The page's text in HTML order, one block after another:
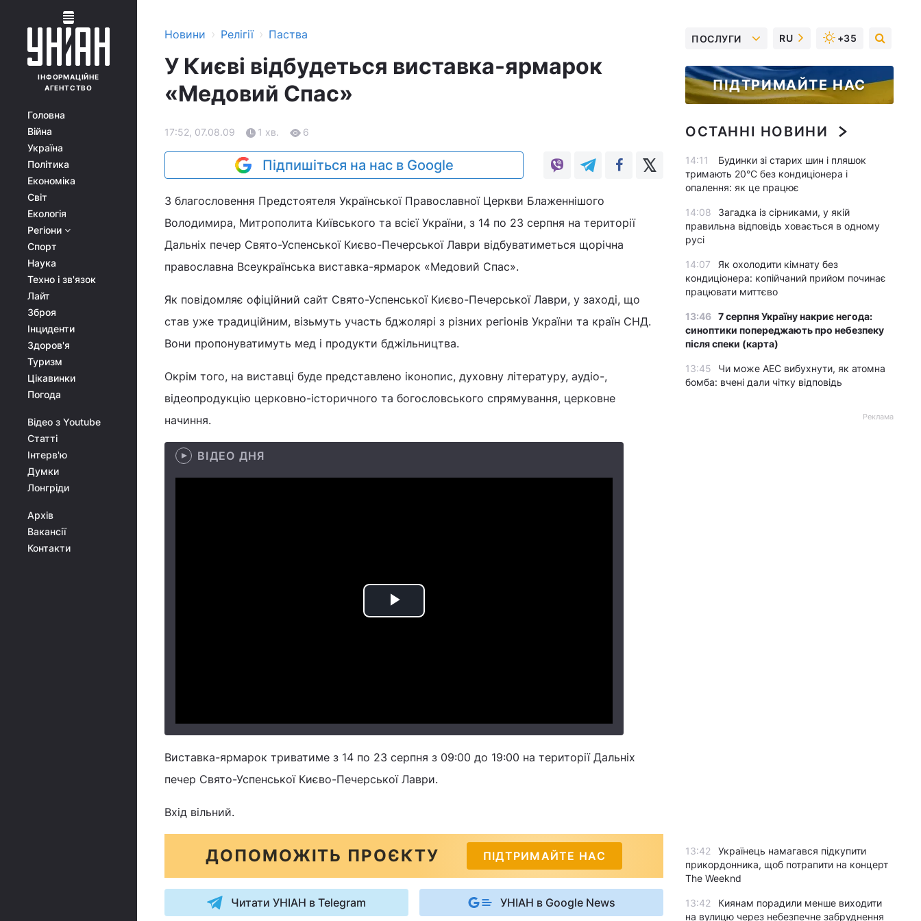
ІНФОРМАЦІЙНЕ
АГЕНТСТВО
Головна
Війна
Україна
Політика
Економіка
Світ
Екологія
Регіони
Спорт
Наука
Техно і зв'язок
Лайт
Зброя
Інциденти
Здоров'я
Туризм
Цікавинки
Погода
Відео з Youtube
Статті
Інтерв'ю
Думки
Лонгріди
Архів
Вакансії
Контакти
Новини › Релігії › Паства
У Києві відбудеться виставка-ярмарок
«Медовий Спас»
17:52, 07.08.09 1 хв. 6
Підпишіться на нас в Google
З благословення Предстоятеля Української Православної Церкви Блаженнішого
Володимира, Митрополита Київського та всієї України, з 14 по 23 серпня на території
Дальніх печер Свято-Успенської Києво-Печерської Лаври відбуватиметься щорічна
православна Всеукраїнська виставка-ярмарок «Медовий Спас».
Як повідомляє офіційний сайт Свято-Успенської Києво-Печерської Лаври, у заході, що
став уже традиційним, візьмуть участь бджолярі з різних регіонів України та країн СНД.
Вони пропонуватимуть мед і продукти бджільництва.
Окрім того, на виставці буде представлено іконопис, духовну літературу, аудіо-,
відеопродукцію церковно-історичного та богословського спрямування, церковне
начиння.
ВІДЕО ДНЯ
Play
Виставка-ярмарок триватиме з 14 по 23 серпня з 09:00 до 19:00 на території Дальніх
печер Свято-Успенської Києво-Печерської Лаври.
Вхід вільний.
ДОПОМОЖІТЬ ПРОЄКТУ ПІДТРИМАЙТЕ НАС
Читати УНІАН в Telegram УНІАН в Google News
ПОСЛУГИ RU +35
ПІДТРИМАЙТЕ НАС
ОСТАННІ НОВИНИ
14:11
Будинки зі старих шин і пляшок
тримають 20°C без кондиціонера і
опалення: як це працює
14:08
Загадка із сірниками, у якій
правильна відповідь ховається в одному
русі
14:07
Як охолодити кімнату без
кондиціонера: копійчаний прийом починає
працювати миттєво
13:46 7 серпня Україну накриє негода:
синоптики попереджають про небезпеку
після спеки (карта)
13:45
Чи може АЕС вибухнути, як атомна
бомба: вчені дали чітку відповідь
Реклама
13:42
Українець намагався підкупити
прикордонника, щоб потрапити на концерт
The Weeknd
13:42
Киянам порадили менше виходити
на вулицю через небезпечне забруднення